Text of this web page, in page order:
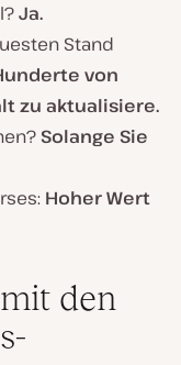
Ja.
Stand
von
zu aktualisiere.
Solange Sie
Hoher Wert
den